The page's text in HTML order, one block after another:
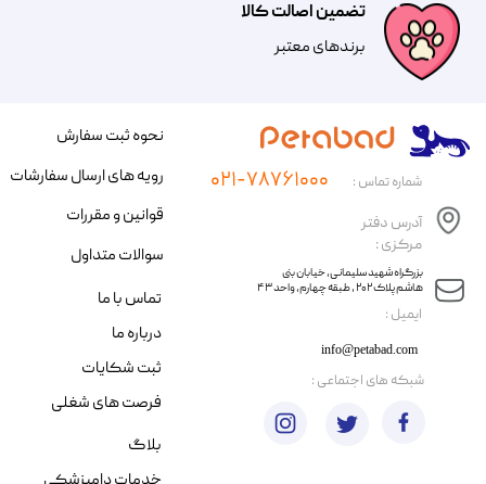
تضمین اصالت کالا
​​برندهای معتبر​​​​​​​
​ایمیل :
آدرس دفتر
مرکزی :
info@petabad.com
​​بزرگراه شهید سلیمانی، خیابان بنی
هاشم پلاک ۲۰۲ ، طبقه چهارم، واحد ۴۳
شماره تماس : ۰۲۱-۷۸۷۶۱۰۰۰
نحوه ثبت سفارش
رویه های ارسال سفارشات
قوانین و مقررات
سوالات متداول
تماس با ما
درباره ما
ثبت شکایات
فرصت های شغلی
​شبکه های اجتماعی :
بلاگ